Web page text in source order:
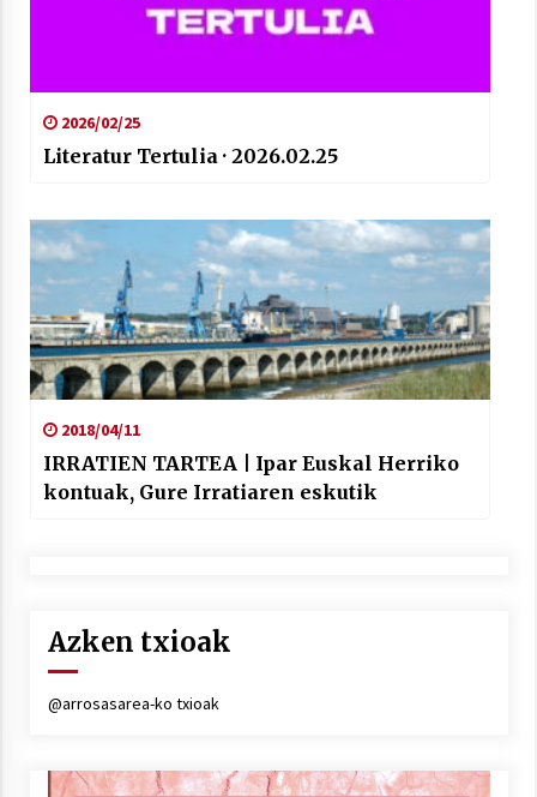
2026/02/25
Literatur Tertulia · 2026.02.25
2018/04/11
IRRATIEN TARTEA | Ipar Euskal Herriko
kontuak, Gure Irratiaren eskutik
Azken txioak
@arrosasarea-ko txioak